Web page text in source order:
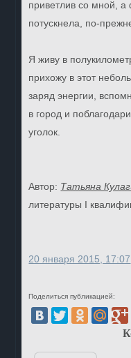
приветлив со мной, а
потускнела, по-
Я живу в
прихожу в этот
заряд энергии,
в город и
уголок.
Автор: Татьяна
литературы I
20 января 2015, 17:07
Поделиться публикацией: